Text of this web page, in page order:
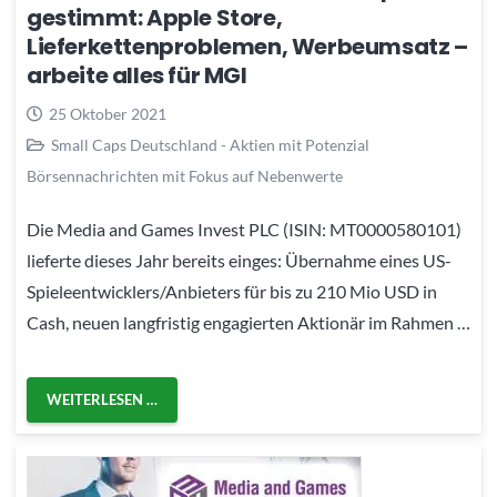
gestimmt: Apple Store,
Lieferkettenproblemen, Werbeumsatz –
arbeite alles für MGI
25 Oktober 2021
Small Caps Deutschland - Aktien mit Potenzial
Börsennachrichten mit Fokus auf Nebenwerte
Die Media and Games Invest PLC (ISIN: MT0000580101)
lieferte dieses Jahr bereits einges: Übernahme eines US-
Spieleentwicklers/Anbieters für bis zu 210 Mio USD in
Cash, neuen langfristig engagierten Aktionär im Rahmen …
WEITERLESEN …